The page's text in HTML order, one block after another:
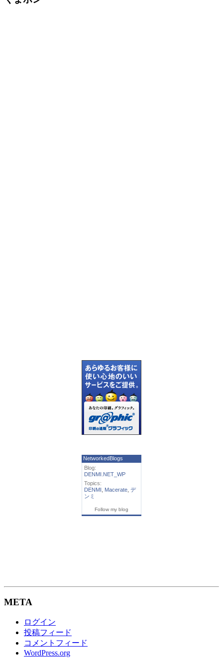
NetworkedBlogs
Blog:
DENMI.NET_WP
Topics:
DENMI
Macerate デ
ンミ
Follow my blog
META
ログイン
投稿フィード
コメントフィード
WordPress.org